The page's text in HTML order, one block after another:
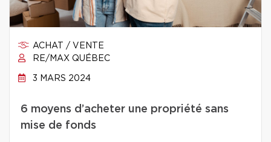
ACHAT / VENTE
RE/MAX QUÉBEC
3 MARS 2024
6 moyens d’acheter une propriété sans
mise de fonds